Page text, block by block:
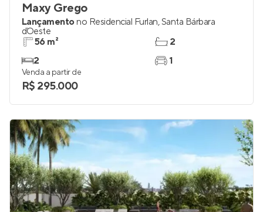
Maxy Grego
Lançamentono Residencial Furlan,Santa Bárbara
d`Oeste
56 m²
2
2
1
Venda a partir de
R$ 295.000